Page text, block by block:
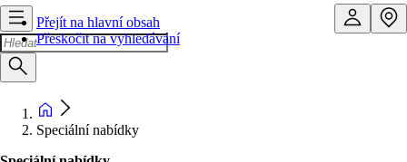
Přejít na hlavní obsah
Přeskočit na vyhledávání
Speciální nabídky